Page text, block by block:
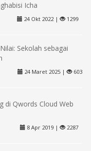
Icha
24 Okt 2022 | 1299
Sekolah sebagai
24 Maret 2025 | 603
di Qwords Cloud Web
8 Apr 2019 | 2287